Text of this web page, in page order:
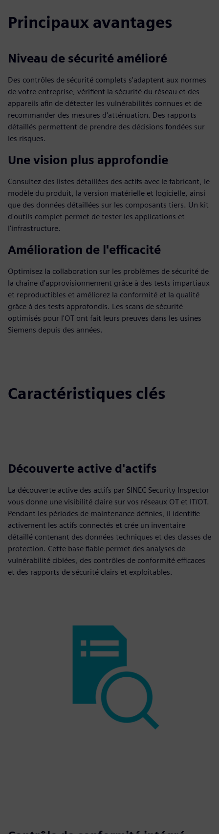
Principaux avantages
Niveau de sécurité amélioré
Des contrôles de sécurité complets s'adaptent aux normes
de votre entreprise, vérifient la sécurité du réseau et des
appareils afin de détecter les vulnérabilités connues et de
recommander des mesures d'atténuation. Des rapports
détaillés permettent de prendre des décisions fondées sur
les risques.
Une vision plus approfondie
Consultez des listes détaillées des actifs avec le fabricant, le
modèle du produit, la version matérielle et logicielle, ainsi
que des données détaillées sur les composants tiers. Un kit
d'outils complet permet de tester les applications et
l'infrastructure.
Amélioration de l'efficacité
Optimisez la collaboration sur les problèmes de sécurité de
la chaîne d'approvisionnement grâce à des tests impartiaux
et reproductibles et améliorez la conformité et la qualité
grâce à des tests approfondis. Les scans de sécurité
optimisés pour l'OT ont fait leurs preuves dans les usines
Siemens depuis des années.
Caractéristiques clés
Découverte active d'actifs
La découverte active des actifs par SINEC Security Inspector
vous donne une visibilité claire sur vos réseaux OT et IT/OT.
Pendant les périodes de maintenance définies, il identifie
activement les actifs connectés et crée un inventaire
détaillé contenant des données techniques et des classes de
protection. Cette base fiable permet des analyses de
vulnérabilité ciblées, des contrôles de conformité efficaces
et des rapports de sécurité clairs et exploitables.